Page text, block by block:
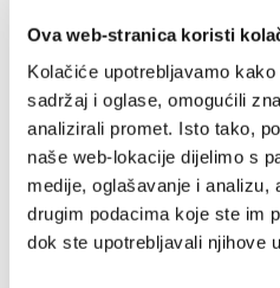
Ova web-stranica koristi
Kolačiće upotrebljavamo
sadržaj i oglase, omogućili
analizirali promet. Isto tako,
naše web-lokacije dijelimo s
medije, oglašavanje i analizu,
drugim podacima koje ste im
dok ste upotrebljavali njihove
jezik u 20. stoljeću piše
U Antologiju djela iz 20.
tekstovi koji će najbolje
standardnog jezika od
Knjiga završava tekstom o
stoljeću koji je napisao
taj je tekst svojevrsni